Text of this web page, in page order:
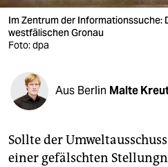
verlag
veranstaltungen
shop
fragen & hilfe
abo
Im Zentrum der Informationssuche:
westfälischen Gronau
Foto: dpa
Aus Berlin Malte
Sollte der
einer gefälschten